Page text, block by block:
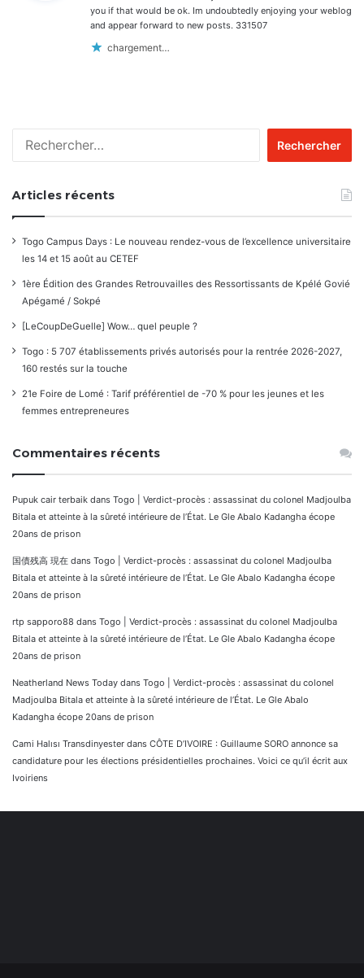
you if that would be ok. Im undoubtedly enjoying your weblog
and appear forward to new posts. 331507
chargement…
Articles récents
Togo Campus Days : Le nouveau rendez-vous de l’excellence universitaire
les 14 et 15 août au CETEF
1ère Édition des Grandes Retrouvailles des Ressortissants de Kpélé Govié
Apégamé / Sokpé
[LeCoupDeGuelle] Wow… quel peuple ?
Togo : 5 707 établissements privés autorisés pour la rentrée 2026-2027,
160 restés sur la touche
21e Foire de Lomé : Tarif préférentiel de -70 % pour les jeunes et les
femmes entrepreneures
Commentaires récents
Pupuk cair terbaik dans Togo | Verdict-procès : assassinat du colonel Madjoulba
Bitala et atteinte à la sûreté intérieure de l’État. Le Gle Abalo Kadangha écope
20ans de prison
国債残高 現在 dans Togo | Verdict-procès : assassinat du colonel Madjoulba
Bitala et atteinte à la sûreté intérieure de l’État. Le Gle Abalo Kadangha écope
20ans de prison
rtp sapporo88 dans Togo | Verdict-procès : assassinat du colonel Madjoulba
Bitala et atteinte à la sûreté intérieure de l’État. Le Gle Abalo Kadangha écope
20ans de prison
Neatherland News Today dans Togo | Verdict-procès : assassinat du colonel
Madjoulba Bitala et atteinte à la sûreté intérieure de l’État. Le Gle Abalo
Kadangha écope 20ans de prison
Cami Halısı Transdinyester dans CÔTE D’IVOIRE : Guillaume SORO annonce sa
candidature pour les élections présidentielles prochaines. Voici ce qu’il écrit aux
Ivoiriens